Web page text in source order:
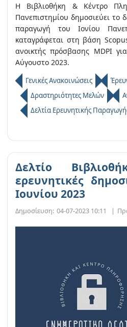
Η Βιβλιοθήκη & Κέντρο
Πανεπιστημίου δημοσιεύει το
παραγωγή του Ιονίου
καταγράφεται στη βάση
ανοικτής πρόσβασης MDPI
Αύγουστο 2023.
Γενικές Ανακοινώσεις
Δραστηριότητες Μελών
Δελτία Ερευνητικής
Δελτίο
ερευνητικές
Ιουνίου 2023
Δημοσίευση: 04-07-2023 10:11 |